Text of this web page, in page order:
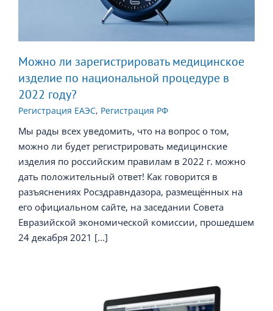
Можно ли зарегистрировать медицинское
изделие по национальной процедуре в
2022 году?
Регистрация ЕАЭС, Регистрация РФ
Мы рады всех уведомить, что на вопрос о том,
можно ли будет регистрировать медицинские
изделия по российским правилам в 2022 г. можно
дать положительный ответ! Как говорится в
разъяснениях Росздравндазора, размещённых на
его официальном сайте, на заседании Совета
Евразийской экономической комиссии, прошедшем
24 декабря 2021 [...]